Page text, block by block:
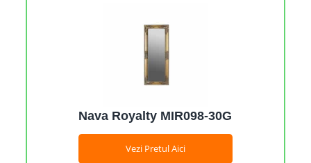
Nava Royalty ΜΙR098-30G
Vezi Pretul Aici